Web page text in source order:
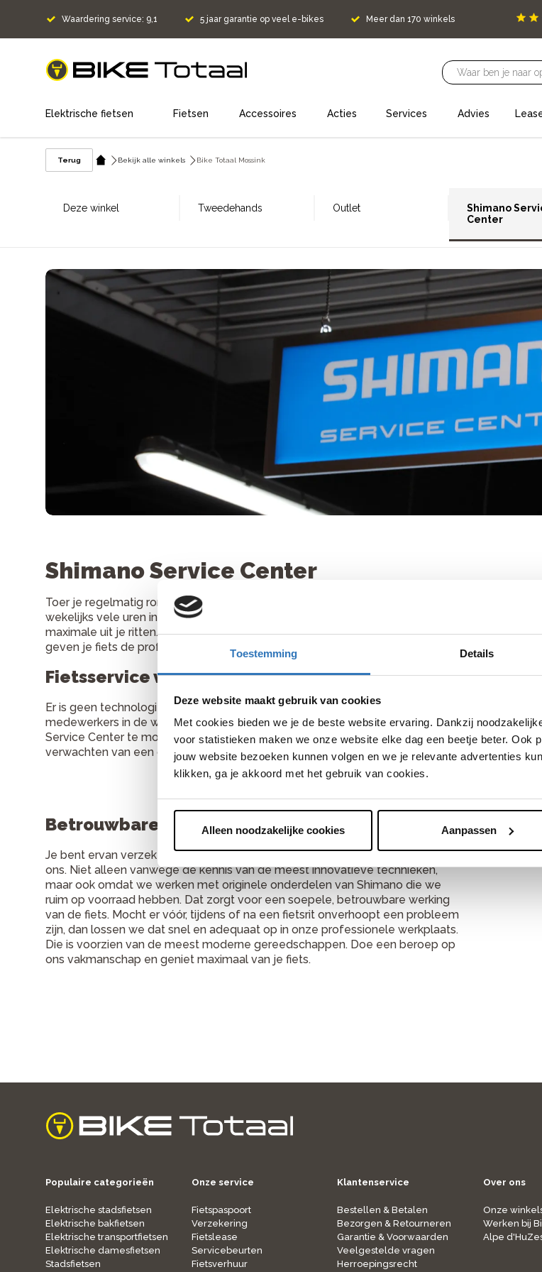
Toestemming Details
Deze website maakt gebruik van cookies
Met cookies bieden we je de beste website ervaring. Dankzij
voor statistieken maken we onze website elke dag een beetje beter. Ook
jouw website bezoeken kunnen volgen en we je relevante advertenties
klikken, ga je akkoord met het gebruik van cookies.
Alleen noodzakelijke cookies Aanpassen
Waardering service: 9,1 5 jaar garantie op veel e-bikes Meer dan 170 winkels
home
Elektrische fietsen Fietsen Accessoires Acties Services Advies
Terug Bekijk alle winkels Bike Totaal Mossink
Deze winkel Tweedehands Outlet
Shimano
Center
Shimano Service Center
Toer je regelmatig rond op de trekkingfiets voor verkenning van de mooiste streken?
wekelijks vele uren in de beugels van de racefiets? Dan is het belangrijk om aandacht te
maximale uit je ritten. Als Shimano Service Center zijn wij bekend met alle
geven je fiets de professionele aandacht die je zoekt.
Fietsservice van wereldklasse
Er is geen technologie waarvan onze medewerkers nog nooit hebben gehoord. Hoe we dat
medewerkers in de winkel volgen regelmatig trainingen en cursussen, zowel online als op
Service Center te mogen zijn. Daaraan voldoen we graag. Want alleen met gekwalificeerd
verwachten van een gecertificeerd Shimano Service Center. Om de kwaliteit te borgen,
Betrouwbare kwaliteit
Je bent ervan verzekerd dat je fiets piekfijn in orde is na een servicebeurt bij
ons. Niet alleen vanwege de kennis van de meest innovatieve technieken,
maar ook omdat we werken met originele onderdelen van Shimano die we
ruim op voorraad hebben. Dat zorgt voor een soepele, betrouwbare werking
van de fiets. Mocht er vóór, tijdens of na een fietsrit onverhoopt een probleem
zijn, dan lossen we dat snel en adequaat op in onze professionele werkplaats.
Die is voorzien van de meest moderne gereedschappen. Doe een beroep op
ons vakmanschap en geniet maximaal van je fiets.
home
Populaire categorieën
Elektrische stadsfietsen
Elektrische bakfietsen
Elektrische transportfietsen
Elektrische damesfietsen
Stadsfietsen
Onze service
Fietspaspoort
Verzekering
Fietslease
Servicebeurten
Fietsverhuur
Klantenservice
Bestellen & Betalen
Bezorgen & Retourneren
Garantie & Voorwaarden
Veelgestelde vragen
Herroepingsrecht
Over ons
Onze
Werken bij
Alpe